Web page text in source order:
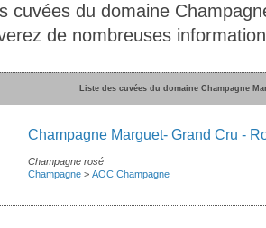
cuvées du domaine
de nombreuses
Liste des cuvées du domaine Champagne
Champagne Marguet- Grand Cru -
Champagne rosé
Champagne > AOC Champagne